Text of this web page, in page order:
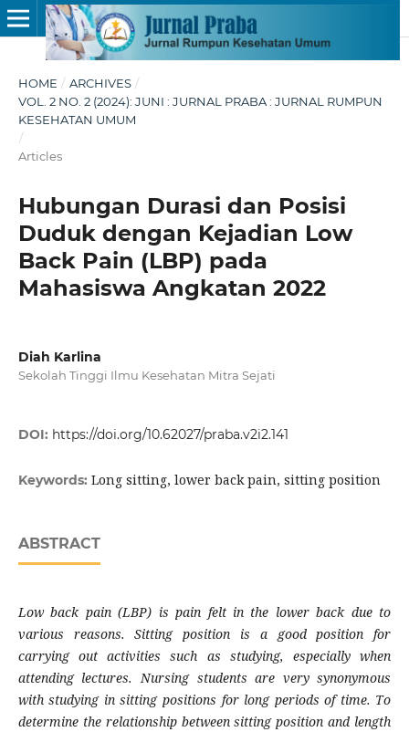
HOME / ARCHIVES /
VOL. 2 NO. 2 (2024): JUNI : JURNAL PRABA : JURNAL RUMPUN
KESEHATAN UMUM
/
Articles
Hubungan Durasi dan Posisi
Duduk dengan Kejadian Low
Back Pain (LBP) pada
Mahasiswa Angkatan 2022
Diah Karlina
Sekolah Tinggi Ilmu Kesehatan Mitra Sejati
DOI: https://doi.org/10.62027/praba.v2i2.141
Keywords: Long sitting, lower back pain, sitting position
ABSTRACT
Low back pain (LBP) is pain felt in the lower back due to
various reasons. Sitting position is a good position for
carrying out activities such as studying, especially when
attending lectures. Nursing students are very synonymous
with studying in sitting positions for long periods of time. To
determine the relationship between sitting position and length